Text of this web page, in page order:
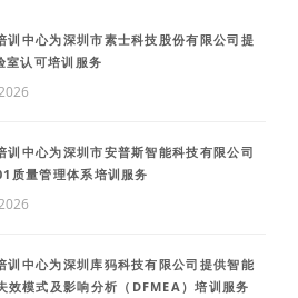
训中心为深圳市素士科技股份有限公司提
室认可培训服务
训中心为深圳市安普斯智能科技有限公司
质量管理体系培训服务
训中心为深圳库犸科技有限公司提供智能
效模式及影响分析（DFMEA）培训服务